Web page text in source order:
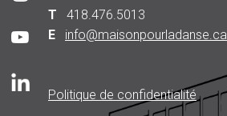
T 418.476.5013
E
info@maisonpourladanse.ca
Politique de confidentialité